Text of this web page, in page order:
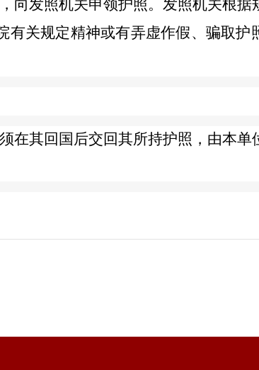
发照机关申领护照。发照机关根据
关规定精神或有弄虚作假、骗取护
其回国后交回其所持护照，由本单